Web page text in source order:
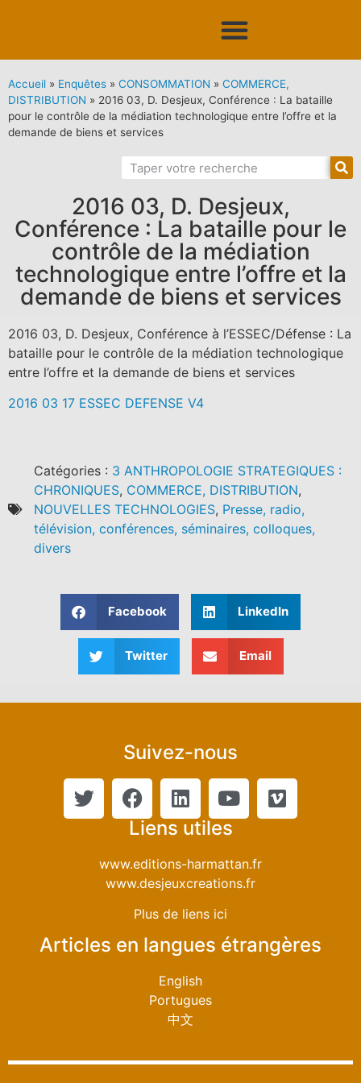
Accueil » Enquêtes » CONSOMMATION » COMMERCE,
DISTRIBUTION » 2016 03, D. Desjeux, Conférence : La bataille
pour le contrôle de la médiation technologique entre l’offre et la
demande de biens et services
2016 03, D. Desjeux,
Conférence : La bataille pour le
contrôle de la médiation
technologique entre l’offre et la
demande de biens et services
2016 03, D. Desjeux, Conférence à l’ESSEC/Défense : La
bataille pour le contrôle de la médiation technologique
entre l’offre et la demande de biens et services
2016 03 17 ESSEC DEFENSE V4
Catégories : 3 ANTHROPOLOGIE STRATEGIQUES :
CHRONIQUES, COMMERCE, DISTRIBUTION,
NOUVELLES TECHNOLOGIES, Presse, radio,
télévision, conférences, séminaires, colloques,
divers
Facebook LinkedIn
Twitter Email
Suivez-nous
Liens utiles
www.editions-harmattan.fr
www.desjeuxcreations.fr
Plus de liens ici
Articles en langues étrangères
English
Portugues
中文